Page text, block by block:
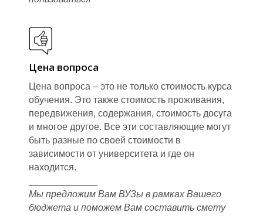
Цена вопроса
Цена вопроса – это не только стоимость курса
обучения. Это также стоимость проживания,
передвижения, содержания, стоимость досуга
и многое другое. Все эти составляющие могут
быть разные по своей стоимости в
зависимости от университета и где он
находится.
Мы предложим Вам ВУЗы в рамках Вашего
бюджета и поможем Вам составить смету